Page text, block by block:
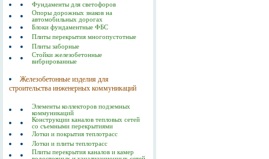
Фундаменты для светофоров
Опоры дорожных знаков на
автомобильных дорогах
Блоки фундаментные ФБС
Плиты перекрытия многопустотные
Плиты заборные
Стойки железобетонные
вибрированные
Железобетонные изделия для
строительства инженерных коммуникаций
Элементы коллекторов подземных
коммуникаций
Конструкции каналов тепловых сетей
со съемными перекрытиями
Лотки и покрытия теплотрасс
Лотки и плиты теплотрасс
Плиты перекрытия каналов и камер